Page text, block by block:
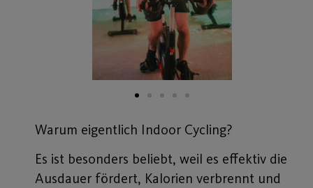
Warum eigentlich Indoor Cycling?
Es ist besonders beliebt, weil es effektiv die
Ausdauer fördert, Kalorien verbrennt und